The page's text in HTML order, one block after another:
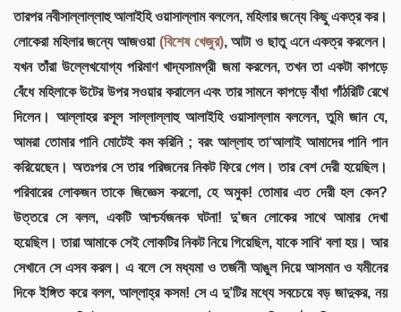
তারপর নবীসাল্লাল্লাহু আলাইহি ওয়াসাল্লাম বললেন, মহিলার জন্যে কিছু একত্র কর।
লোকেরা মহিলার জন্যে আজওয়া (বিশেষ খেজুর), আটা ও ছাতু এনে একত্র করলেন।
যখন তাঁরা উল্লেখযোগ্য পরিমাণ খাদ্যসামগ্রী জমা করলেন, তখন তা একটা কাপড়ে
বেঁধে মহিলাকে উটের উপর সওয়ার করালেন এবং তার সামনে কাপড়ে বাঁধা গাঁঠরিটি রেখে
দিলেন। আল্লাহর রসূল সাল্লাল্লাহু আলাইহি ওয়াসাল্লাম বললেন, তুমি জান যে,
আমরা তোমার পানি মোটেই কম করিনি ; বরং আল্লাহ তা‘আলাই আমাদের পানি পান
করিয়েছেন। অতঃপর সে তার পরিজনের নিকট ফিরে গেল। তার বেশ দেরী হয়েছিল।
পরিবারের লোকজন তাকে জিজ্ঞেস করলো, হে অমুক! তোমার এত দেরী হল কেন?
উত্তরে সে বলল, একটি আশ্চর্যজনক ঘটনা! দু’জন লোকের সাথে আমার দেখা
হয়েছিল। তারা আমাকে সেই লোকটির নিকট নিয়ে গিয়েছিল, যাকে সাবি‘ বলা হয়। আর
সেখানে সে এসব করল। এ বলে সে মধ্যমা ও তর্জনী আঙুল দিয়ে আসমান ও যমীনের
দিকে ইঙ্গিত করে বলল, আল্লাহ্র কসম! সে এ দু’টির মধ্যে সবচেয়ে বড় জাদুকর, নয়